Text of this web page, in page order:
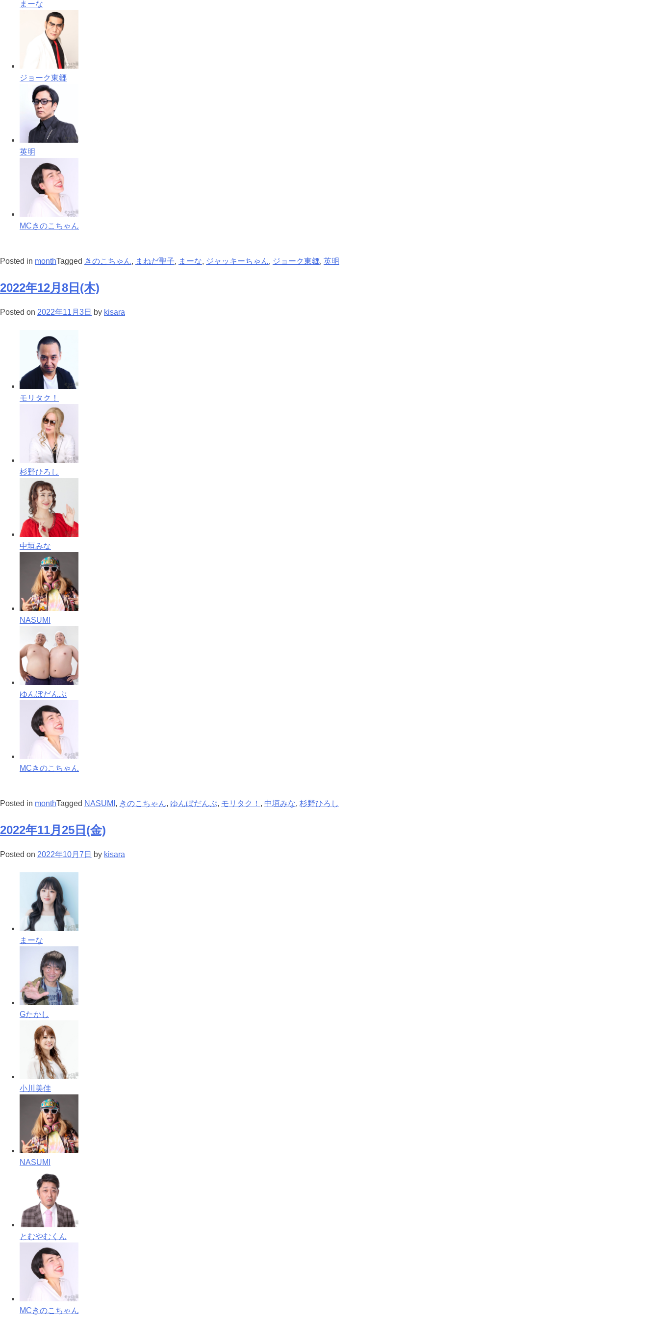
まーな
ジョーク東郷
英明
MCきのこちゃん
Posted in monthTagged きのこちゃん, まねだ聖子, まーな, ジャッキーちゃん, ジョーク東郷, 英明
2022年12月8日(木)
Posted on 2022年11月3日 by kisara
モリタク！
杉野ひろし
中垣みな
NASUMI
ゆんぼだんぷ
MCきのこちゃん
Posted in monthTagged NASUMI , きのこちゃん, ゆんぼだんぷ, モリタク！ , 中垣みな, 杉野ひろし
2022年11月25日(金)
Posted on 2022年10月7日 by kisara
まーな
Gたかし
小川美佳
NASUMI
とむやむくん
MCきのこちゃん